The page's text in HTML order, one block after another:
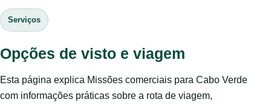
Serviços
Opções de visto e viagem
Esta página explica Missões comerciais para Cabo Verde
com informações práticas sobre a rota de viagem,